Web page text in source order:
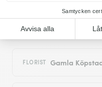
närliggande
Interflora-
FLORIST Gamla